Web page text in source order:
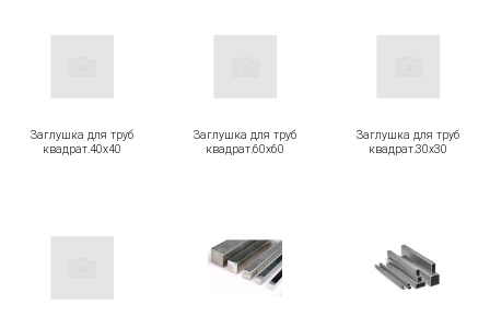
Заглушка для труб
квадрат.40х40
Заглушка для труб
квадрат.60х60
Заглушка для труб
квадрат.30х30